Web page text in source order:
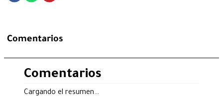
Comentarios
Comentarios
Cargando el resumen…